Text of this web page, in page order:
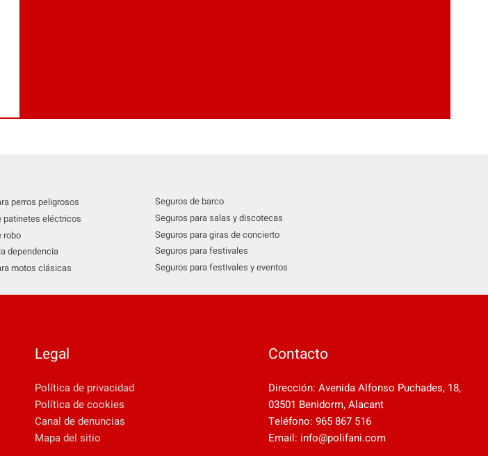
perros peligrosos
patinetes eléctricos
robo
dependencia
motos clásicas
Seguros de barco
Seguros para salas y discotecas
Seguros para giras de concierto
Seguros para festivales
Seguros para festivales y eventos
Legal
Política de privacidad
Política de cookies
Canal de denuncias
Mapa del sitio
Contacto
Dirección: Avenida Alfonso Puchades, 18,
03501 Benidorm, Alacant
Teléfono: 965 867 516
Email: info@polifani.com